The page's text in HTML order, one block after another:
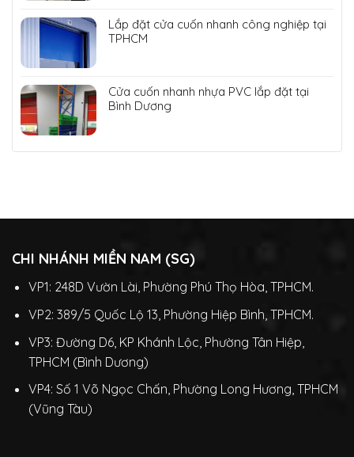
Lắp đặt cửa cuốn nhanh công nghiệp tại
TPHCM
Cửa cuốn nhanh nhựa PVC lắp đặt tại
Bình Dương
CHI NHÁNH MIỀN NAM (SG)
VP1: 248D Vườn Lài, Phường Phú Thọ Hòa, TPHCM.
VP2: 389/5 Quốc Lộ 13, Phường Hiệp Bình, TPHCM.
VP3: Đường D6, KP Khánh Lộc, Phường Tân Hiệp,
TPHCM (Bình Dương)
VP4: Số 1 Võ Ngọc Chấn, Phường Long Hương, TPHCM
(Vũng Tàu)